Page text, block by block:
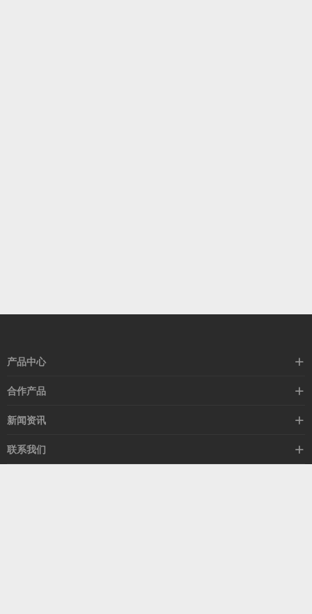
产品中心
高速线缆
以太网交换机
合作产品
希捷硬盘
新闻资讯
行业动态
技术视角
联系我们